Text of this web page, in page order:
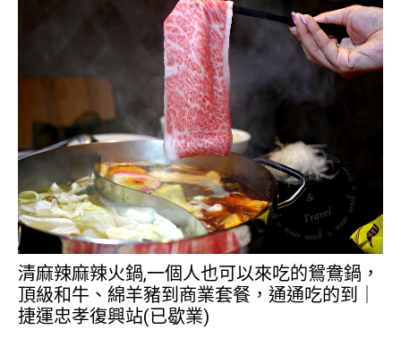
清麻辣麻辣火鍋,一個人也可以來吃的鴛鴦鍋，
頂級和牛、綿羊豬到商業套餐，通通吃的到｜
捷運忠孝復興站(已歇業)